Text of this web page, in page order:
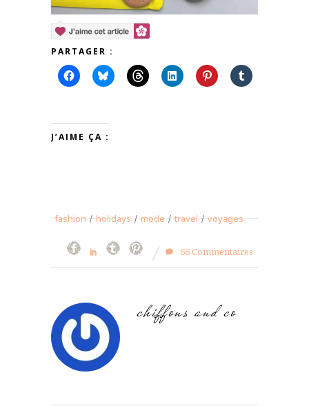
PARTAGER :
J’AIME ÇA :
fashion / holidays / mode / travel / voyages
66 Commentaires
chiffons and co